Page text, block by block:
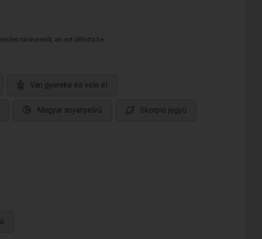
társkeresőt, aki ezt állította be.
Van gyereke és vele él
Magyar anyanyelvű Skorpió jegyű